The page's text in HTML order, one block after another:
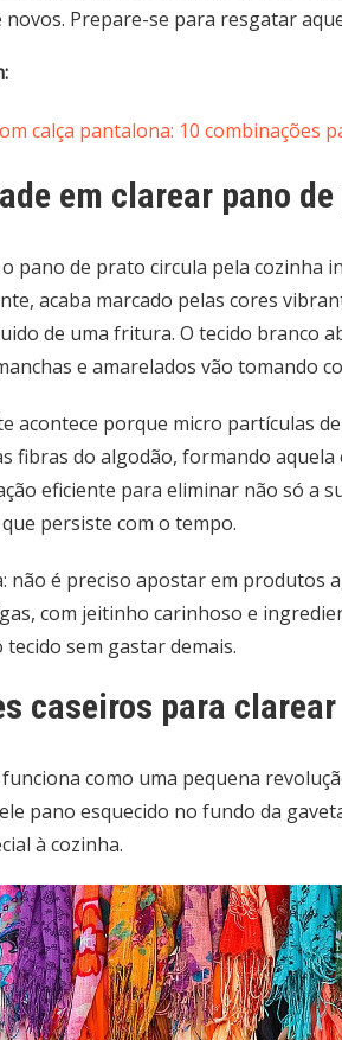
novos. Prepare-se para resgatar
calça pantalona: 10 combinações
em clarear pano
pano de prato circula pela cozinha
acaba marcado pelas cores
de uma fritura. O tecido branco
e amarelados vão tomando
acontece porque micro partículas
fibras do algodão, formando aquela
eficiente para eliminar não só a
persiste com o tempo.
não é preciso apostar em produtos
com jeitinho carinhoso e
tecido sem gastar demais.
caseiros para
como uma pequena
pano esquecido no fundo da
à cozinha.